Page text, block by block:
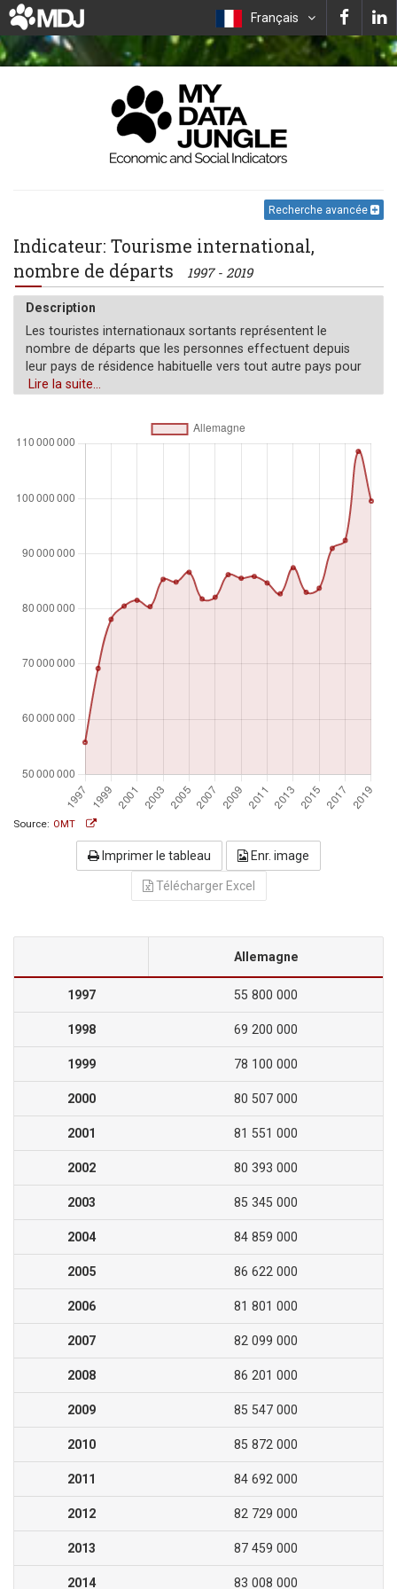
Français
Recherche avancée
Indicateur: Tourisme international,
nombre de départs
1997 - 2019
Description
Les touristes internationaux sortants représentent le
nombre de départs que les personnes effectuent depuis
leur pays de résidence habituelle vers tout autre pays pour
tout motif autre qu'une activité rémunérée dans le pays
nombre de départs, et non au nombre de personnes
voyageant. Par conséquent, une personne qui effectue
départ.
Lire la suite...
Source: OMT
Imprimer le tableau Enr. image
Télécharger Excel
Allemagne
1997 55 800 000
1998 69 200 000
1999 78 100 000
2000 80 507 000
2001 81 551 000
2002 80 393 000
2003 85 345 000
2004 84 859 000
2005 86 622 000
2006 81 801 000
2007 82 099 000
2008 86 201 000
2009 85 547 000
2010 85 872 000
2011 84 692 000
2012 82 729 000
2013 87 459 000
2014 83 008 000